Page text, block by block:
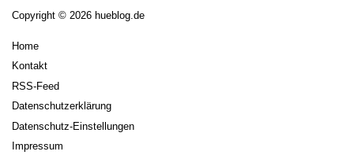
Copyright © 2026 hueblog.de
Home
Kontakt
RSS-Feed
Datenschutzerklärung
Datenschutz-Einstellungen
Impressum